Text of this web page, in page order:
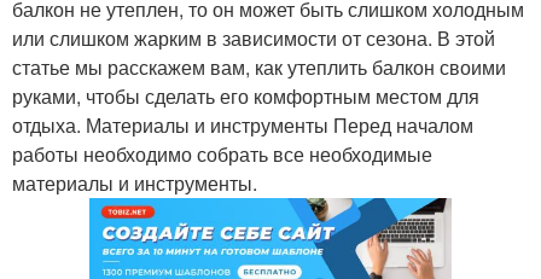
балкон не утеплен, то он может быть слишком холодным
или слишком жарким в зависимости от сезона. В этой
статье мы расскажем вам, как утеплить балкон своими
руками, чтобы сделать его комфортным местом для
отдыха. Материалы и инструменты Перед началом
работы необходимо собрать все необходимые
материалы и инструменты.